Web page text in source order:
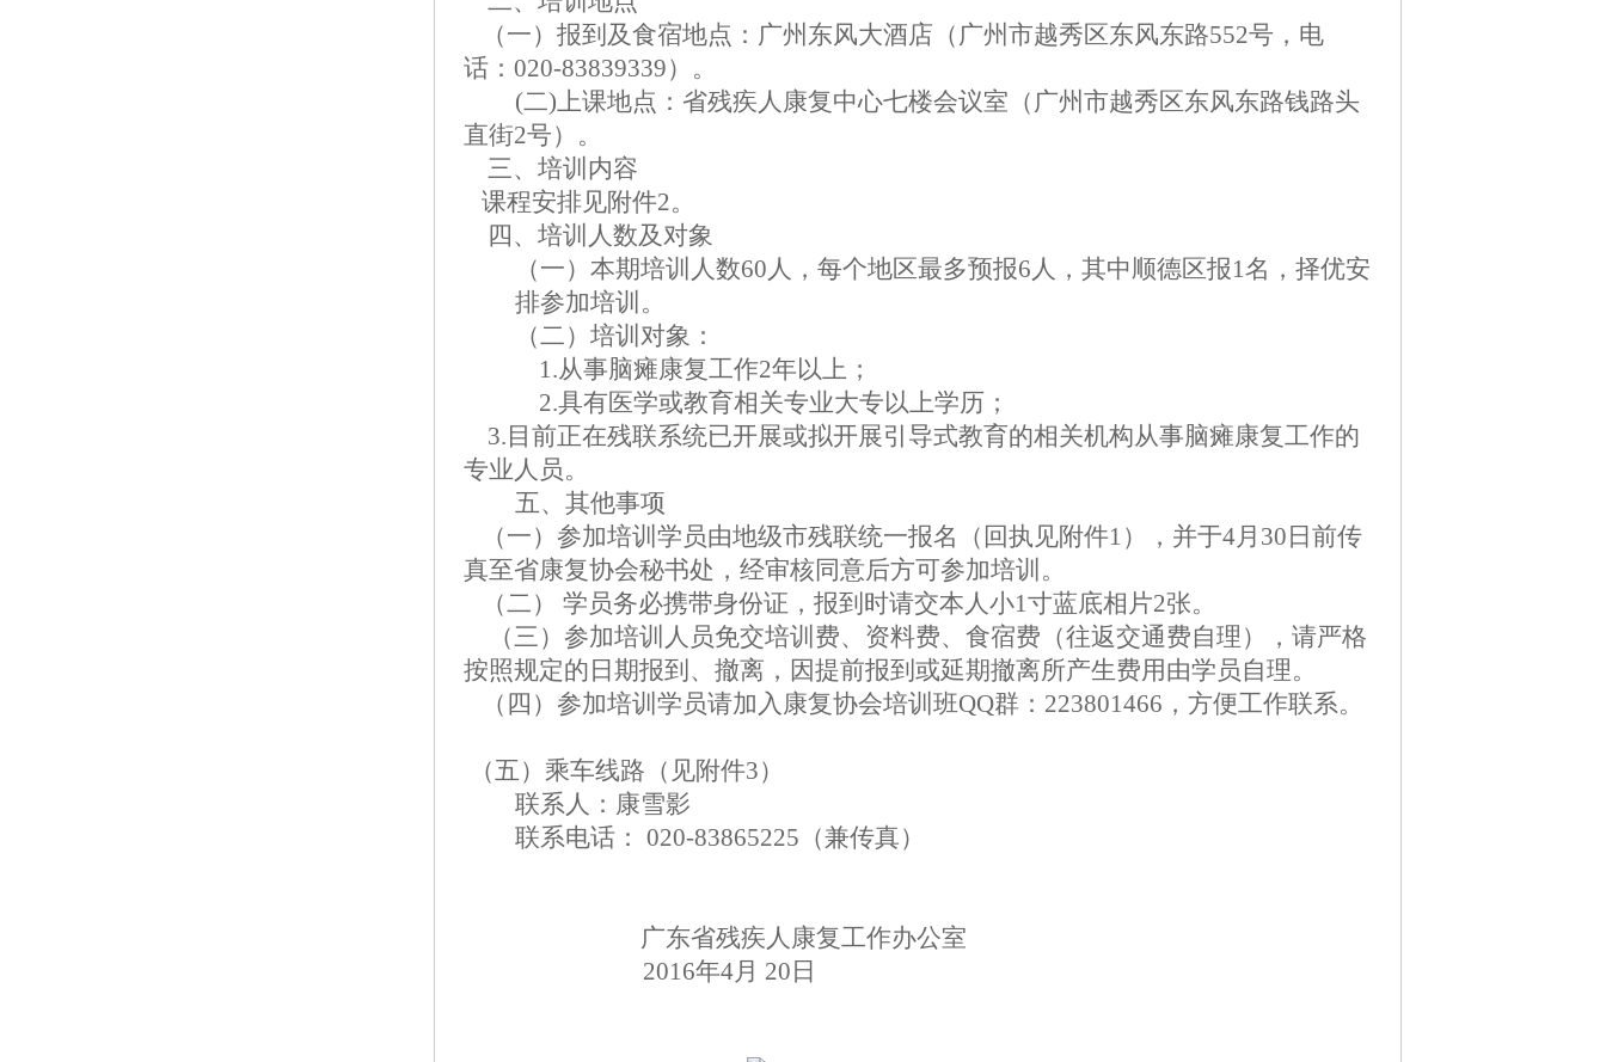
（一）报到及食宿地点：广州东风大酒店（广州市越秀区东风东路552号，电
话：020-83839339）。
(二)上课地点：省残疾人康复中心七楼会议室（广州市越秀区东风东路钱路头
直街2号） 。
三、培训内容
课程安排见附件2。
四、培训人数及对象
（一）本期培训人数60人 ，每个地区最多预报6人，其中顺德区报1名，择优安
排参加培训 。
（二）培训对象：
1.从事脑瘫康复工作2年以上；
2.具有医学或教育相关专业大专以上学历；
3.目前正在残联系统已开展或拟开展引导式教育的相关机构从事脑瘫康复工作的
专业人员。
五、其他事项
（一）参加培训学员由地级市残联统一报名（回执见附件1），并于4月 30 日前传
真至省康复协会秘书处，经审核同意后方可参加培训。
（二） 学员务必携带身份证，报到时请交本人小1寸蓝底相片2张。
（三）参加培训人员免交培训费、资料费、食宿费（往返交通费自理），请严格
按照规定的日期报到、撤离，因提前报到或延期撤离所产生费用由学员自理。
（四）参加培训学员请加入康复协会培训班QQ群：223801466，方便工作联系。
（五） 乘车线路（见附件3）
联系人： 康雪影
联系电话： 020-83865225（兼传真）
广东省残疾人康复工作办公室
2016年4月 20 日